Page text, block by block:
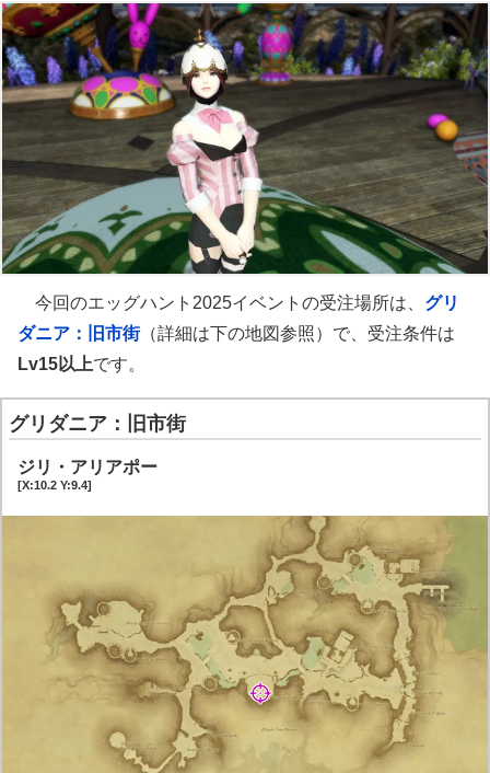
今回のエッグハント2025イベントの受注場所は、 グリ
ダニア：旧市街（詳細は下の地図参照）で、受注条件は
Lv15以上です。
グリダニア：旧市街
ジリ・アリアポー
[X:10.2 Y:9.4]